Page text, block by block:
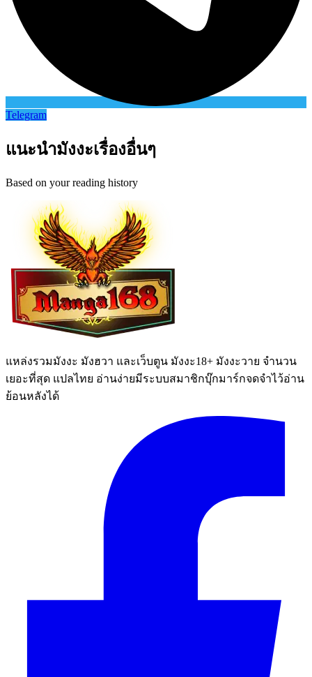
Telegram
แนะนำมังงะเรื่องอื่นๆ
Based on your reading history
แหล่งรวมมังงะ มังฮวา และเว็บตูน มังงะ18+ มังงะวาย จำนวน
เยอะที่สุด แปลไทย อ่านง่ายมีระบบสมาชิกบุ๊กมาร์กจดจำไว้อ่าน
ย้อนหลังได้